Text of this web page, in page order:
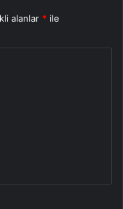
alanlar * ile